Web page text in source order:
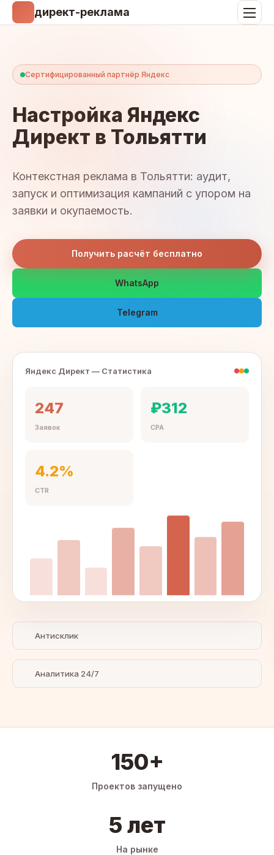
директ-реклама
Сертифицированный партнёр Яндекс
Настройка Яндекс
Директ в Тольятти
Контекстная реклама в Тольятти: аудит,
запуск и оптимизация кампаний с упором на
заявки и окупаемость.
Получить расчёт бесплатно
WhatsApp
Telegram
Яндекс Директ — Статистика
247
Заявок
₽312
CPA
4.2%
CTR
Антисклик
Аналитика 24/7
150+
Проектов запущено
5 лет
На рынке